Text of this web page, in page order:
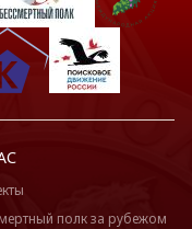
полк за рубежом